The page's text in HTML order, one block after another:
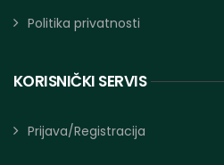
Politika privatnosti
KORISNIČKI SERVIS
Prijava/Registracija